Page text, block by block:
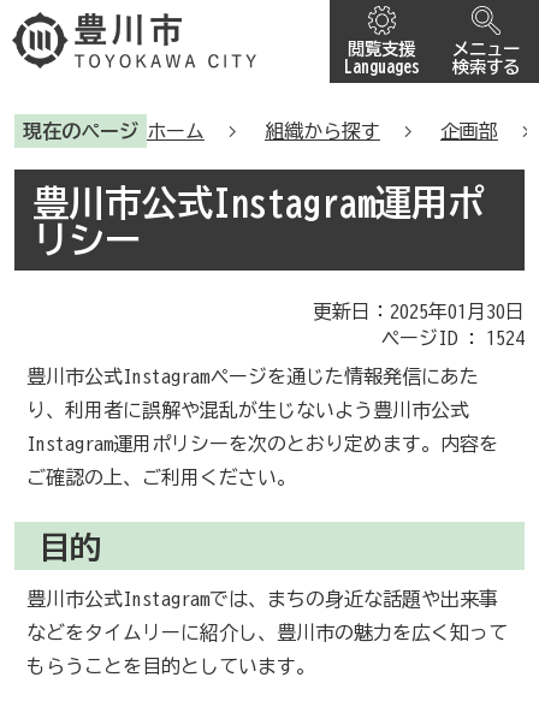
閲覧支援
Languages
メニュー
検索する
現在のページ ホーム 組織から探す 企画部
豊川市公式Instagram運用ポ
リシー
更新日：2025年01月30日
ページID : 1524
豊川市公式Instagramページを通じた情報発信にあた
り、利用者に誤解や混乱が生じないよう豊川市公式
Instagram運用ポリシーを次のとおり定めます。内容を
ご確認の上、ご利用ください。
目的
豊川市公式Instagramでは、まちの身近な話題や出来事
などをタイムリーに紹介し、豊川市の魅力を広く知って
もらうことを目的としています。